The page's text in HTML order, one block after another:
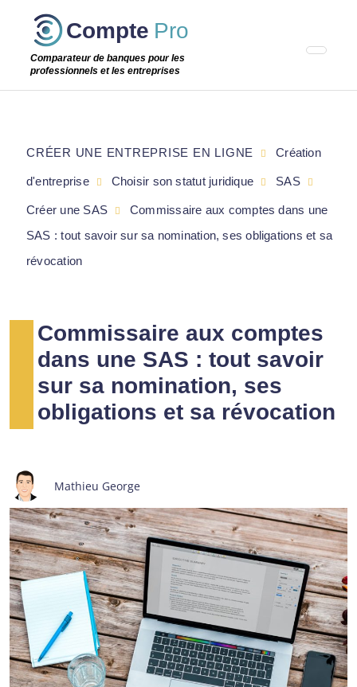
Passer
étape
Compte Pro
Comparateur de banques pour les
professionnels et les entreprises
Commissaire aux comptes
dans une SAS : tout savoir
sur sa nomination, ses
obligations et sa révocation
Mathieu George
CRÉER UNE ENTREPRISE EN LIGNE Création
d'entreprise Choisir son statut juridique SAS
Créer une SAS
Commissaire aux comptes dans une
SAS : tout savoir sur sa nomination, ses obligations et sa
révocation